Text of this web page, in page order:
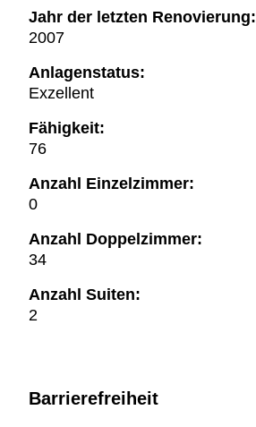
Jahr der letzten Renovierung:
2007
Anlagenstatus:
Exzellent
Fähigkeit:
76
Anzahl Einzelzimmer:
0
Anzahl Doppelzimmer:
34
Anzahl Suiten:
2
Barrierefreiheit